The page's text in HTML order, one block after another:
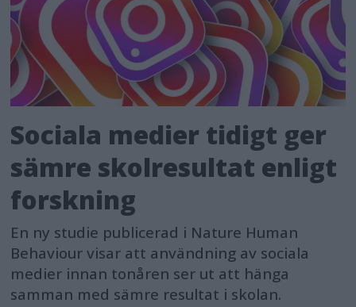
Sociala medier tidigt ger
sämre skolresultat enligt
forskning
En ny studie publicerad i Nature Human
Behaviour visar att användning av sociala
medier innan tonåren ser ut att hänga
samman med sämre resultat i skolan.